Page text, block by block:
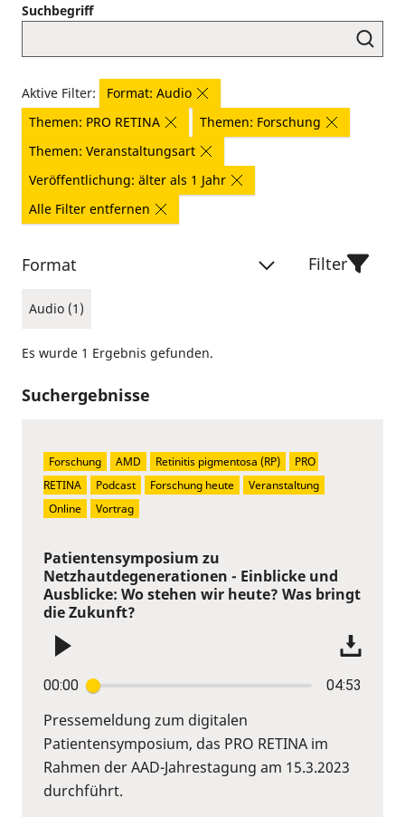
Suchbegriff
Aktive Filter:
Format: Audio
Themen: PRO RETINA
Themen: Forschung
Themen: Veranstaltungsart
Veröffentlichung: älter als 1 Jahr
Alle Filter entfernen
Format
Audio (1)
Filter
Es wurde 1 Ergebnis gefunden.
Suchergebnisse
Patientensymposium zu
Netzhautdegenerationen - Einblicke und
Ausblicke: Wo stehen wir heute? Was bringt
die Zukunft?
00:00 04:53
Pressemeldung zum digitalen
Patientensymposium, das PRO RETINA im
Rahmen der AAD-Jahrestagung am 15.3.2023
durchführt.
Forschung AMD Retinitis pigmentosa (RP)
PRO
RETINA
Podcast Forschung heute
Veranstaltung
Online
Vortrag